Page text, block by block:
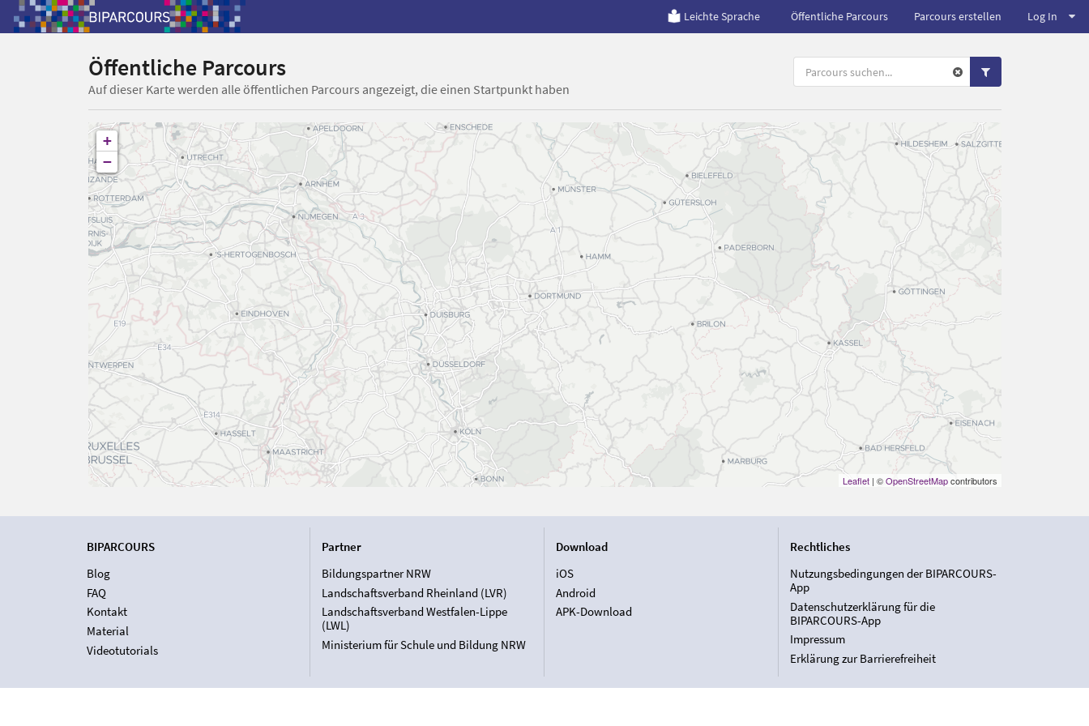
Leichte Sprache Öffentliche Parcours Parcours erstellen Log In
Öffentliche Parcours
Auf dieser Karte werden alle öffentlichen Parcours angezeigt, die einen Startpunkt haben
+
−
Leaflet| ©OpenStreetMapcontributors
BIPARCOURS
Blog
FAQ
Kontakt
Material
Videotutorials
Partner
Bildungspartner NRW
Landschaftsverband Rheinland (LVR)
Landschaftsverband Westfalen-Lippe
(LWL)
Ministerium für Schule und Bildung NRW
Download
iOS
Android
APK-Download
Rechtliches
Nutzungsbedingungen der BIPARCOURS-
App
Datenschutzerklärung für die
BIPARCOURS-App
Impressum
Erklärung zur Barrierefreiheit